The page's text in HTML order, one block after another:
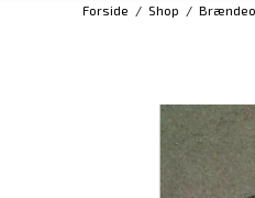
Forside / Shop /